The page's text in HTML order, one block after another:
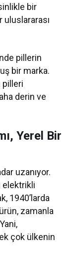
bir
uluslararası
pillerin
bir marka.
pilleri
derin ve
Yerel Bir
uzanıyor.
elektrikli
1940’larda
zamanla
çok ülkenin